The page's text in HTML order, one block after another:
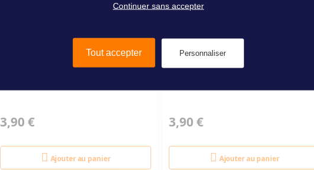
AGRAFE INTERLOCK BLACK
3,90 €
Ajouter au panier
EMERILLONS PATER N°4 LES 10
3,90 €
Ajouter au panier
Continuer sans accepter
Tout accepter Personnaliser